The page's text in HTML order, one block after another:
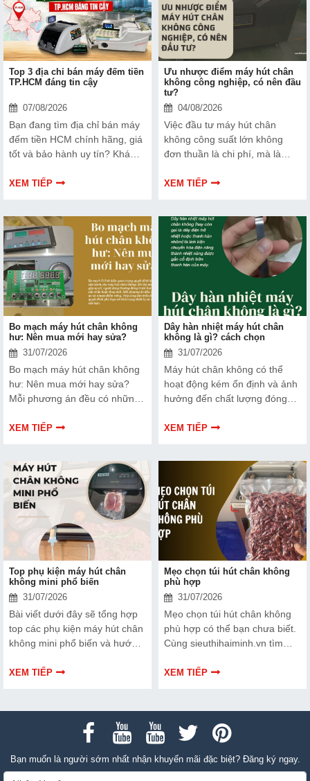
Top 3 địa chỉ bán máy đếm tiền
TP.HCM đáng tin cậy
07/08/2026
Bạn đang tìm địa chỉ bán máy
đếm tiền HCM chính hãng, giá
tốt và bảo hành uy tín? Khám
nhiều doanh nghiệp, cửa hàng
XEM TIẾP
Ưu nhược điểm máy hút chân
không công nghiệp, có nên đầu
tư?
04/08/2026
Việc đầu tư máy hút chân
không công suất lớn không
đơn thuần là chi phí, mà là
sản phẩm và nâng cao vị thế
điểm của thiết bị này để có
thêm thông tin và giúp bạn đưa
ra lựa chọn phù hợp, hiệu quả
hơn nhé!
XEM TIẾP
Bo mạch máy hút chân không
hư: Nên mua mới hay sửa?
31/07/2026
Bo mạch máy hút chân không
hư: Nên mua mới hay sửa?
Mỗi phương án đều có những
cùng tìm hiểu để đưa ra quyết
XEM TIẾP
Dây hàn nhiệt máy hút chân
không là gì? cách chọn
31/07/2026
Máy hút chân không có thể
hoạt động kém ổn định và ảnh
hưởng đến chất lượng đóng
Bài viết dưới đây sẽ giúp bạn
XEM TIẾP
Top phụ kiện máy hút chân
không mini phổ biến
31/07/2026
Bài viết dưới đây sẽ tổng hợp
top các phụ kiện máy hút chân
không mini phổ biến và hướng
chuẩn kỹ thuật ngay tại nhà.
XEM TIẾP
Mẹo chọn túi hút chân không
phù hợp
31/07/2026
Mẹo chọn túi hút chân không
phù hợp có thể bạn chưa biết.
Cùng sieuthihaiminh.vn tìm
thông tin bài viết dưới đây nhé!
XEM TIẾP
Bạn muốn là người sớm nhất nhận khuyến mãi đặc biệt? Đăng ký ngay.